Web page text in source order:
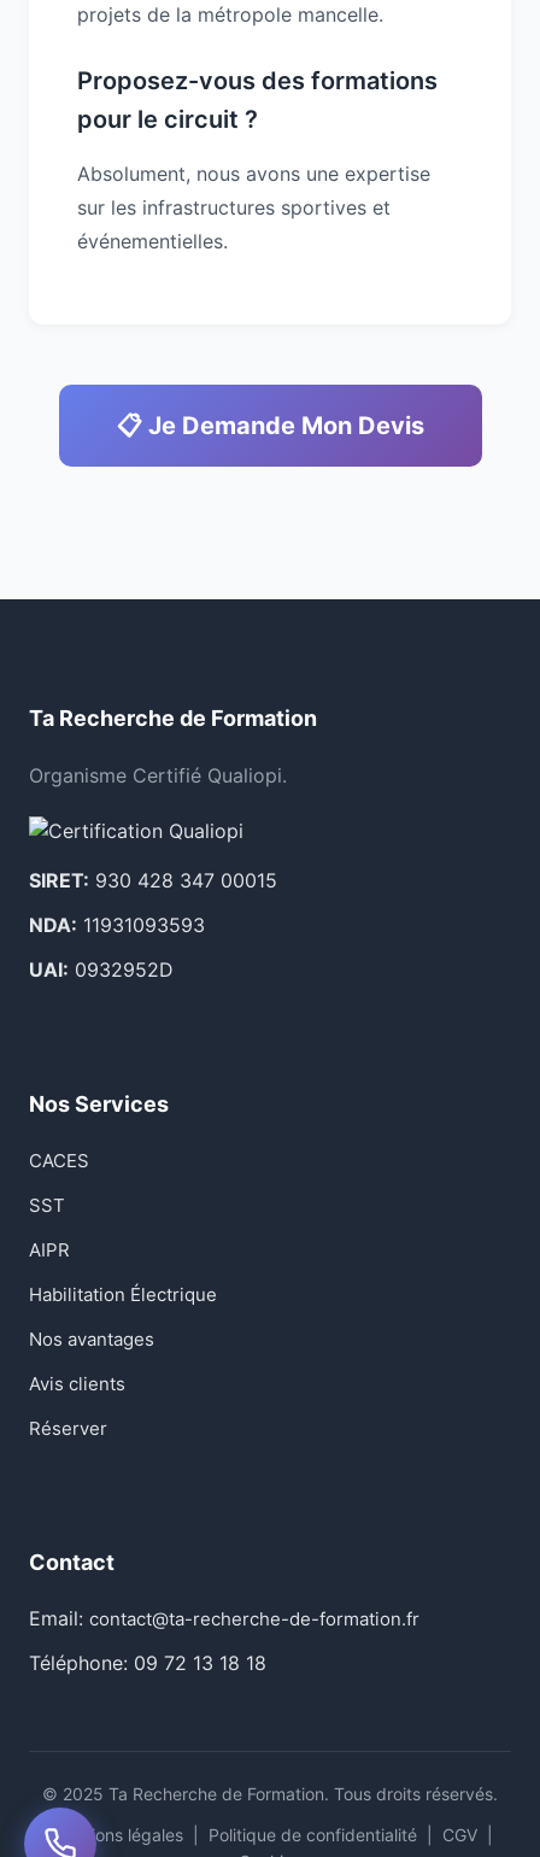
projets de la métropole mancelle.
Proposez-vous des formations
pour le circuit ?
Absolument, nous avons une expertise
sur les infrastructures sportives et
événementielles.
📋 Je Demande Mon Devis
Ta Recherche de Formation
Organisme Certifié Qualiopi.
SIRET: 930 428 347 00015
NDA: 11931093593
UAI: 0932952D
Nos Services
CACES
SST
AIPR
Habilitation Électrique
Nos avantages
Avis clients
Réserver
Contact
Email: contact@ta-recherche-de-formation.fr
Téléphone: 09 72 13 18 18
© 2025 Ta Recherche de Formation. Tous droits réservés.
Mentions légales
Politique de confidentialité CGV